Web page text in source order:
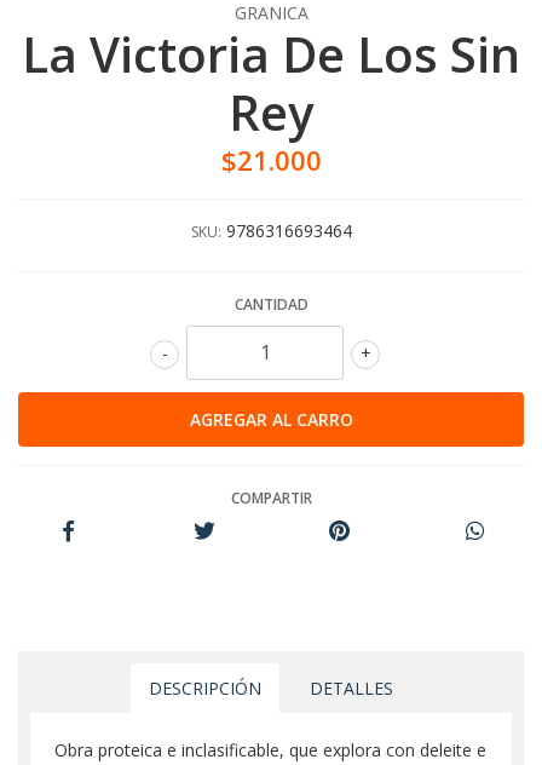
GRANICA
La Victoria De Los Sin
Rey
$21.000
SKU: 9786316693464
CANTIDAD
+
-
COMPARTIR
DESCRIPCIÓN DETALLES
Obra proteica e inclasificable, que explora con deleite e